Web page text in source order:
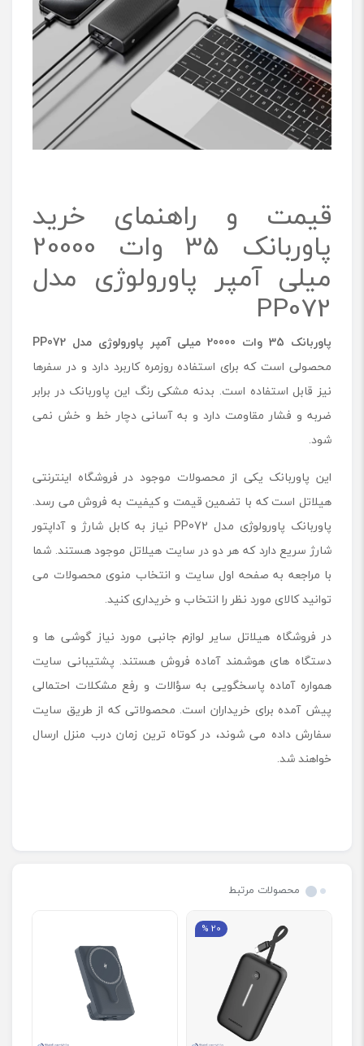
قیمت و راهنمای خرید
پاوربانک 35 وات 20000
میلی آمپر پاورولوژی مدل
PP072
پاوربانک 35 وات 20000 میلی آمپر پاورولوژی مدل
PP072
محصولی است که برای استفاده روزمره کاربرد دارد و در سفرها
نیز قابل استفاده است. بدنه مشکی رنگ این پاوربانک در برابر
ضربه و فشار مقاومت دارد و به آسانی دچار خط و خش نمی
شود.
این پاوربانک یکی از محصولات موجود در فروشگاه اینترنتی
هیلاتل است که با تضمین قیمت و کیفیت به فروش می رسد.
پاوربانک پاورولوژی مدل PP072 نیاز به کابل شارژ و آداپتور
شارژ سریع دارد که هر دو در سایت هیلاتل موجود هستند. شما
با مراجعه به صفحه اول سایت و انتخاب منوی محصولات می
توانید کالای مورد نظر را انتخاب و خریداری کنید.
در فروشگاه هیلاتل سایر لوازم جانبی مورد نیاز گوشی ها و
دستگاه های هوشمند آماده فروش هستند. پشتیبانی سایت
همواره آماده پاسخگویی به سؤالات و رفع مشکلات احتمالی
پیش آمده برای خریداران است. محصولاتی که از طریق سایت
سفارش داده می شوند، در کوتاه ترین زمان درب منزل ارسال
خواهند شد.
محصولات مرتبط
20 %